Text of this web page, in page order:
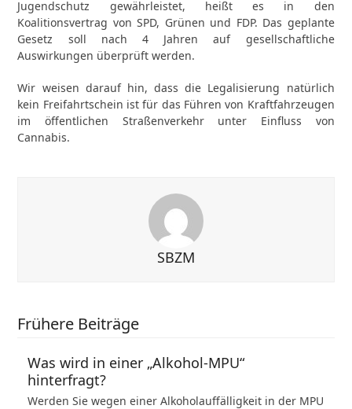
Jugendschutz gewährleistet, heißt es in den
Koalitionsvertrag von SPD, Grünen und FDP. Das geplante
Gesetz soll nach 4 Jahren auf gesellschaftliche
Auswirkungen überprüft werden.
Wir weisen darauf hin, dass die Legalisierung natürlich
kein Freifahrtschein ist für das Führen von Kraftfahrzeugen
im öffentlichen Straßenverkehr unter Einfluss von
Cannabis.
SBZM
Frühere Beiträge
Was wird in einer „Alkohol-MPU“
hinterfragt?
Werden Sie wegen einer Alkoholauffälligkeit in der MPU